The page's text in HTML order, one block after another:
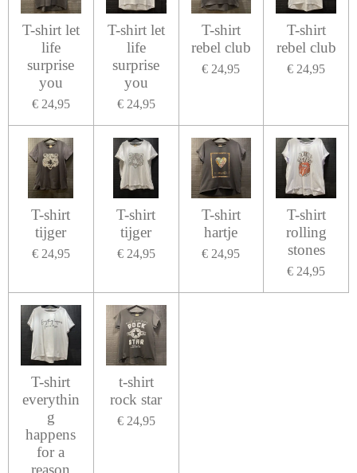
T-shirt let
life
surprise
you
€ 24,95
T-shirt let
life
surprise
you
€ 24,95
T-shirt
rebel club
€ 24,95
T-shirt
rebel club
€ 24,95
T-shirt
tijger
€ 24,95
T-shirt
tijger
€ 24,95
T-shirt
hartje
€ 24,95
T-shirt
rolling
stones
€ 24,95
T-shirt
everythin
g
happens
for a
reason
t-shirt
rock star
€ 24,95